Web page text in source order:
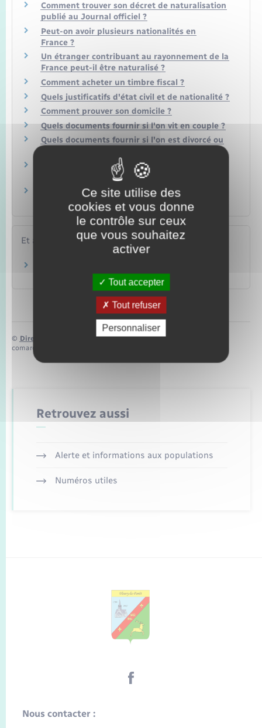
Comment trouver son décret de naturalisation
publié au Journal officiel ?
Peut-on avoir plusieurs nationalités en
France ?
Un étranger contribuant au rayonnement de la
France peut-il être naturalisé ?
Comment acheter un timbre fiscal ?
Quels justificatifs d'état civil et de nationalité ?
Comment prouver son domicile ?
Quels documents fournir si l'on vit en couple ?
Quels documents fournir si l'on est divorcé ou
Quels documents fournir pour justifier des
ressources et des impôts ?
Quels justificatifs fournir pour les enfants
mineurs ?
Et aussi
Papiers – Citoyenneté – Élections
© Direction de l’information légale et administrative
comarquage developpé par
Retrouvez aussi
Alerte et informations aux populations
Numéros utiles
Nous contacter :
Ce site utilise des
cookies et vous donne
le contrôle sur ceux
que vous souhaitez
activer
Tout accepter
Tout refuser
Personnaliser